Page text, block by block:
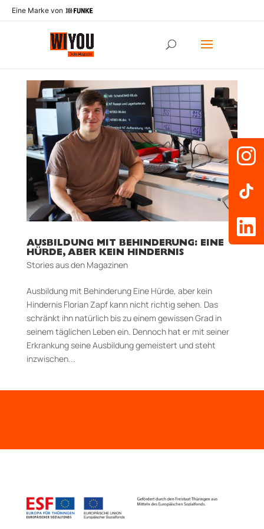
Eine Marke von
AUSBILDUNG MIT BEHINDERUNG: EINE
HÜRDE, ABER KEIN HINDERNIS
Stories aus den Magazinen
Ausbildung mit Behinderung Eine Hürde, aber kein
Hindernis Florian Zapf kann nicht richtig sehen. Das
schränkt ihn natürlich bis zu einem gewissen Grad in
seinem täglichen Leben ein. Dennoch hat er mit seiner
Erkrankung seine Ausbildung gemeistert und steht
inzwischen...